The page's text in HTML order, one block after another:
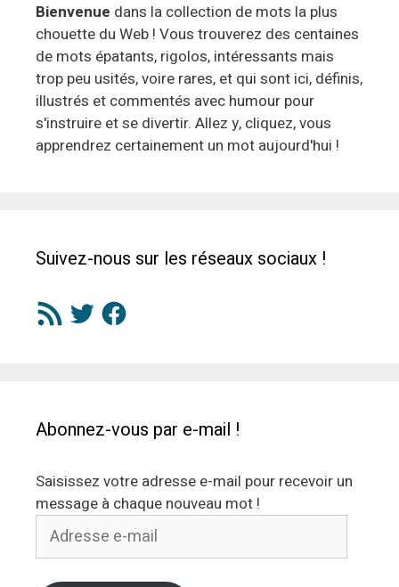
Bienvenue dans la collection de mots la plus
chouette du Web ! Vous trouverez des centaines
de mots épatants, rigolos, intéressants mais
trop peu usités, voire rares, et qui sont ici, définis,
illustrés et commentés avec humour pour
s'instruire et se divertir. Allez y, cliquez, vous
apprendrez certainement un mot aujourd'hui !
Suivez-nous sur les réseaux sociaux !
Flux
RSS
TwitterFacebook
Abonnez-vous par e-mail !
Saisissez votre adresse e-mail pour recevoir un
message à chaque nouveau mot !
Adresse